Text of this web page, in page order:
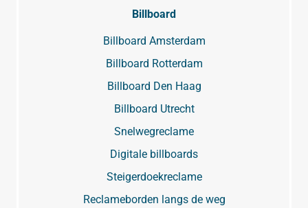
Billboard
Billboard Amsterdam
Billboard Rotterdam
Billboard Den Haag
Billboard Utrecht
Snelwegreclame
Digitale billboards
Steigerdoekreclame
Reclameborden langs de weg